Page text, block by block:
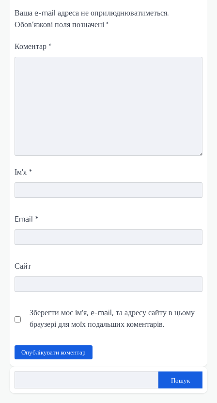
Ваша e-mail адреса не оприлюднюватиметься.
Обов’язкові поля позначені *
Коментар *
Ім'я *
Email *
Сайт
Зберегти моє ім'я, e-mail, та адресу сайту в цьому
браузері для моїх подальших коментарів.
Пошук